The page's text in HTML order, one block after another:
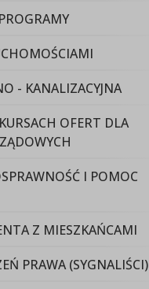
- KANALIZACYJNA
OFERT DLA
I POMOC
Z MIESZKAŃCAMI
PRAWA (SYGNALIŚCI)